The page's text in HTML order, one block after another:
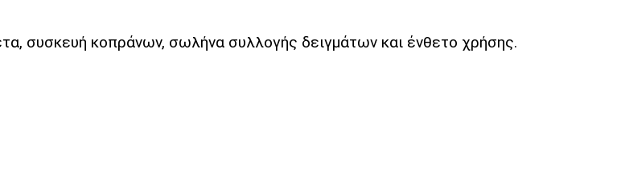
συσκευή κοπράνων, σωλήνα συλλογής δειγμάτων και ένθετο χρήσης.